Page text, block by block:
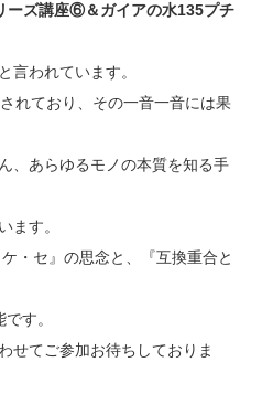
ーズ講座⑥＆ガイアの水135プチ
言われています。
れており、その一音一音には果
、あらゆるモノの本質を知る手
ます。
・セ』の思念と、『互換重合と
す。
せてご参加お待ちしておりま